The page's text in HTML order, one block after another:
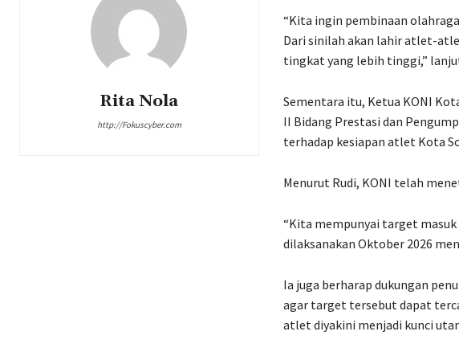
Rita Nola
http://Fokuscyber.com
“Kita ingin pembinaan
Dari sinilah akan lahir atlet-
tingkat yang lebih tinggi,”
Sementara itu, Ketua KONI
II Bidang Prestasi dan
terhadap kesiapan atlet Kota
Menurut Rudi, KONI telah
“Kita mempunyai target masuk
dilaksanakan Oktober 2026
Ia juga berharap dukungan
agar target tersebut dapat
atlet diyakini menjadi kunci